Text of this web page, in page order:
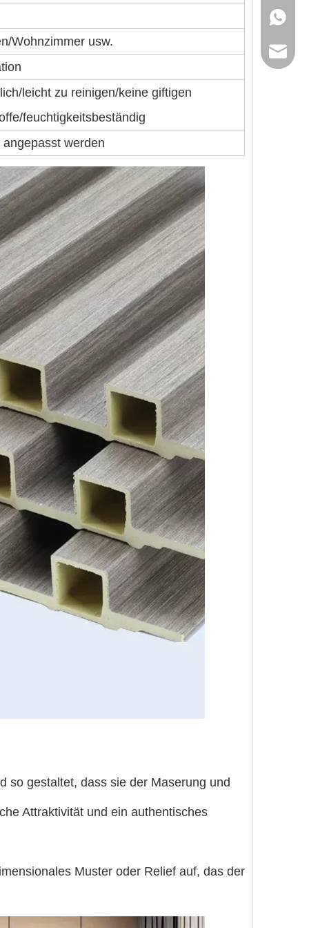
Wohnzimmer usw.
leicht zu reinigen/keine giftigen
feuchtigkeitsbeständig
werden
so gestaltet, dass sie der Maserung und
Attraktivität und ein authentisches
Muster oder Relief auf, das der
+86-